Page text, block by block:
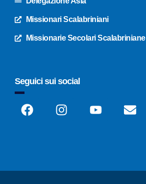
Missionari Scalabriniani
Missionarie Secolari Scalabriniane
Seguici sui social